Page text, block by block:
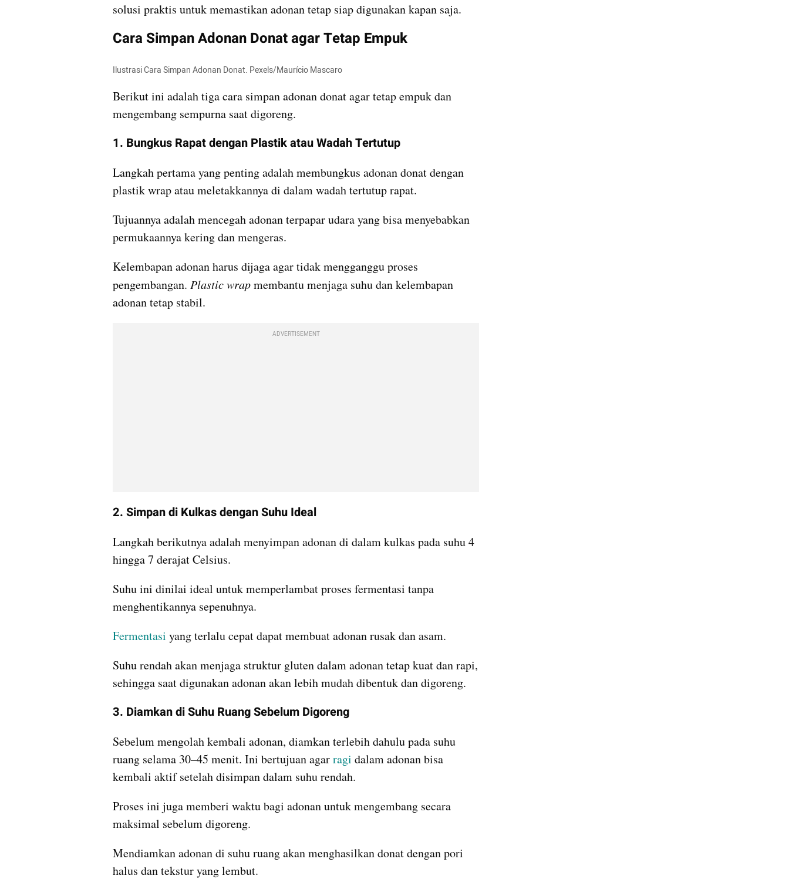
solusi praktis untuk memastikan adonan tetap siap digunakan kapan saja.
Cara Simpan Adonan Donat agar Tetap Empuk
Ilustrasi Cara Simpan Adonan Donat. Pexels/Maurício Mascaro
Berikut ini adalah tiga cara simpan adonan donat agar tetap empuk dan
mengembang sempurna saat digoreng.
1. Bungkus Rapat dengan Plastik atau Wadah Tertutup
Langkah pertama yang penting adalah membungkus adonan donat dengan
plastik wrap atau meletakkannya di dalam wadah tertutup rapat.
Tujuannya adalah mencegah adonan terpapar udara yang bisa menyebabkan
permukaannya kering dan mengeras.
Kelembapan adonan harus dijaga agar tidak mengganggu proses
pengembangan. Plastic wrap membantu menjaga suhu dan kelembapan
adonan tetap stabil.
ADVERTISEMENT
2. Simpan di Kulkas dengan Suhu Ideal
Langkah berikutnya adalah menyimpan adonan di dalam kulkas pada suhu 4
hingga 7 derajat Celsius.
Suhu ini dinilai ideal untuk memperlambat proses fermentasi tanpa
menghentikannya sepenuhnya.
Fermentasi yang terlalu cepat dapat membuat adonan rusak dan asam.
Suhu rendah akan menjaga struktur gluten dalam adonan tetap kuat dan rapi,
sehingga saat digunakan adonan akan lebih mudah dibentuk dan digoreng.
3. Diamkan di Suhu Ruang Sebelum Digoreng
Sebelum mengolah kembali adonan, diamkan terlebih dahulu pada suhu
ruang selama 30–45 menit. Ini bertujuan agar ragi dalam adonan bisa
kembali aktif setelah disimpan dalam suhu rendah.
Proses ini juga memberi waktu bagi adonan untuk mengembang secara
maksimal sebelum digoreng.
Mendiamkan adonan di suhu ruang akan menghasilkan donat dengan pori
halus dan tekstur yang lembut.